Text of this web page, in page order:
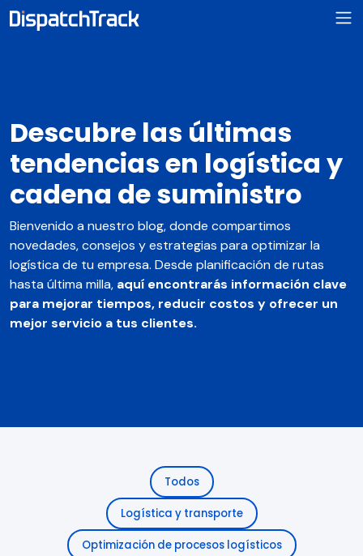
Descubre las últimas
tendencias en logística y
cadena de suministro
Bienvenido a nuestro blog, donde compartimos
novedades, consejos y estrategias para optimizar la
logística de tu empresa. Desde planificación de rutas
hasta última milla, aquí encontrarás información clave
para mejorar tiempos, reducir costos y ofrecer un
mejor servicio a tus clientes.
Todos
Logística y transporte
Optimización de procesos logísticos